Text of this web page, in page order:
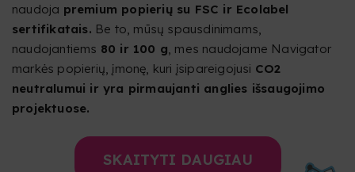
naudoja premium popierių su FSC ir Ecolabel
sertifikatais. Be to, mūsų spausdinimams,
naudojantiems 80 ir 100 g , mes naudojame Navigator
markės popierių, įmonę, kuri įsipareigojusi CO2
neutralumui ir yra pirmaujanti anglies išsaugojimo
projektuose.
SKAITYTI DAUGIAU